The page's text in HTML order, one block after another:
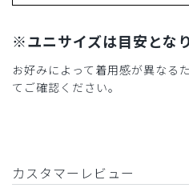
※ユニサイズは目安となり
お好みによって着用感が異なるた
てご確認ください。
カスタマーレビュー